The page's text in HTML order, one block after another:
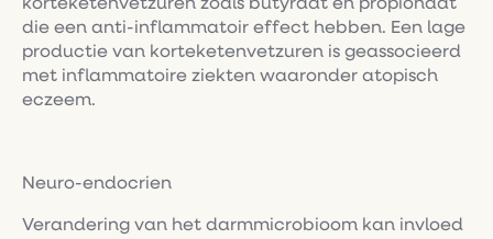
korteketenvetzuren zoals butyraat en propionaat
die een anti-inflammatoir effect hebben. Een lage
productie van korteketenvetzuren is geassocieerd
met inflammatoire ziekten waaronder atopisch
eczeem.
Neuro-endocrien
Verandering van het darmmicrobioom kan invloed